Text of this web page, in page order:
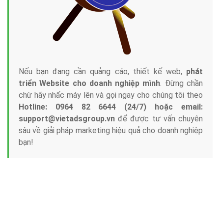
Nếu bạn đang cần quảng cáo, thiết kế web, phát
triển Website cho doanh nghiệp mình. Đừng chần
chừ hãy nhấc máy lên và gọi ngay cho chúng tôi theo
Hotline: 0964 82 6644 (24/7) hoặc email:
support@vietadsgroup.vn để được tư vấn chuyên
sâu về giải pháp marketing hiệu quả cho doanh nghiệp
bạn!